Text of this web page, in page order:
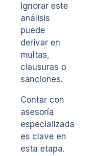
Ignorar este
análisis
puede
derivar en
multas,
clausuras o
sanciones.
Contar con
asesoría
especializada
es clave en
esta etapa.